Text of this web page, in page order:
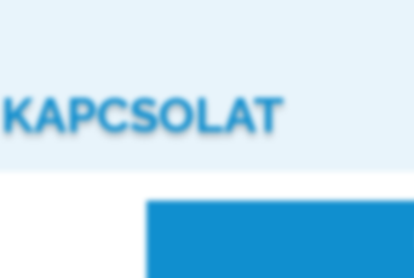
KAPCSOLAT